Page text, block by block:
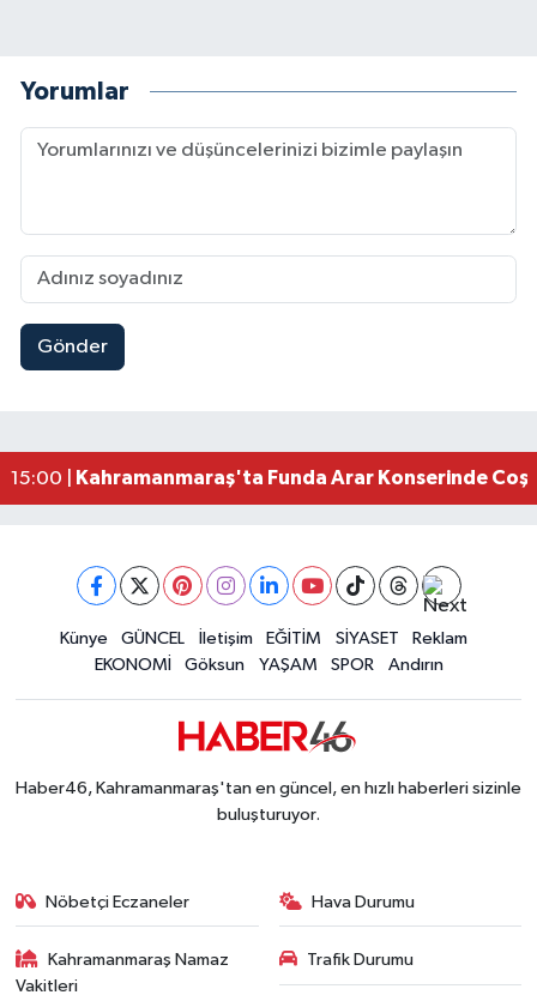
Yorumlar
Gönder
23:59 |Kahramanmaraş Elbistan’da İdris Altun Taziye
15:00 |
Kahramanmaraş'ta Funda Arar Konserinde
11:18 |Kahramanmaraş Depreminin Etkisi Bitmedi?
Gaziantep Nurdağı'nda 4.5 Büyüklüğünde
Künye GÜNCEL İletişim EĞİTİM SİYASET
Reklam
EKONOMİ
Göksun YAŞAM SPOR Andırın
Haber46, Kahramanmaraş'tan en güncel, en hızlı haberleri sizinle
buluşturuyor.
Nöbetçi Eczaneler Hava Durumu
Kahramanmaraş Namaz
Vakitleri
Trafik Durumu